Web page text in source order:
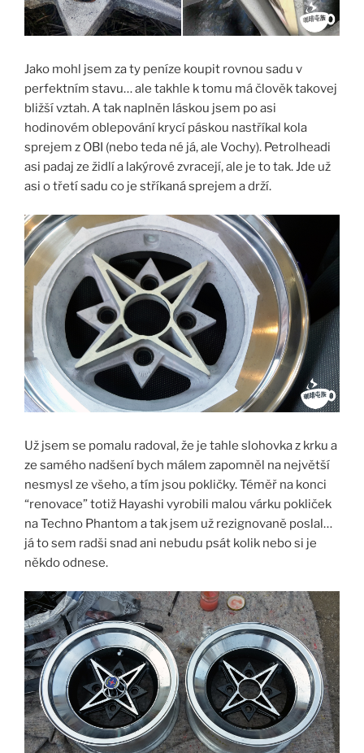
Jako mohl jsem za ty peníze koupit rovnou sadu v
perfektním stavu… ale takhle k tomu má člověk takovej
bližší vztah. A tak naplněn láskou jsem po asi
hodinovém oblepování krycí páskou nastříkal kola
sprejem z OBI (nebo teda né já, ale Vochy). Petrolheadi
asi padaj ze židlí a lakýrové zvracejí, ale je to tak. Jde už
asi o třetí sadu co je stříkaná sprejem a drží.
Už jsem se pomalu radoval, že je tahle slohovka z krku a
ze samého nadšení bych málem zapomněl na největší
nesmysl ze všeho, a tím jsou pokličky. Téměř na konci
“renovace” totiž Hayashi vyrobili malou várku pokliček
na Techno Phantom a tak jsem už rezignovaně poslal…
já to sem radši snad ani nebudu psát kolik nebo si je
někdo odnese.